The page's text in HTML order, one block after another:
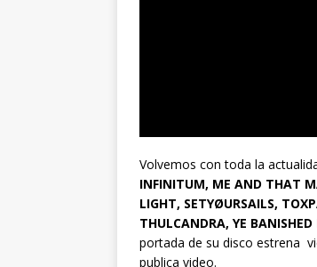
Volvemos con toda la
INFINITUM, ME AND THAT
LIGHT, SETYØURSAILS,
THULCANDRA, YE
portada de su disco estrena
publica video.